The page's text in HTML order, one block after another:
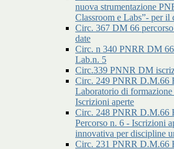
nuova strumentazione
Classroom e Labs”- per il
Circ. 367 DM 66
date
Circ. n 340 PNRR DM
Lab.n. 5
Circ.339 PNNR DM
Circ. 249 PNRR D.M.66
Laboratorio di
Iscrizioni aperte
Circ. 248 PNRR D.M.66
Percorso n. 6 - Iscrizioni
innovativa per discipline
Circ. 231 PNRR D.M.66